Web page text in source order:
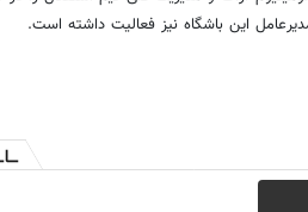
این باشگاه نیز فعالیت داشته است.